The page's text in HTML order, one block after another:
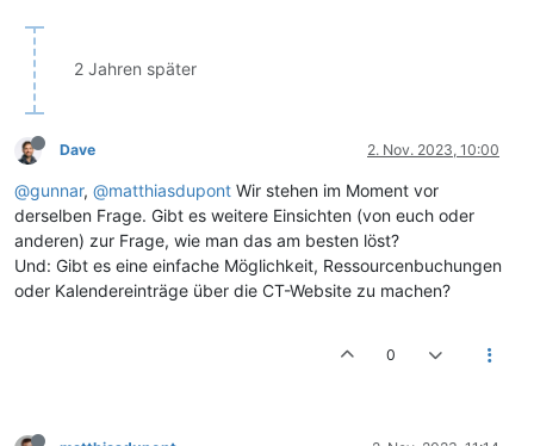
2 Jahren später
Dave 2. Nov. 2023, 10:00
@gunnar, @matthiasdupont Wir stehen im Moment vor
derselben Frage. Gibt es weitere Einsichten (von euch oder
anderen) zur Frage, wie man das am besten löst?
Und: Gibt es eine einfache Möglichkeit, Ressourcenbuchungen
oder Kalendereinträge über die CT-Website zu machen?
0